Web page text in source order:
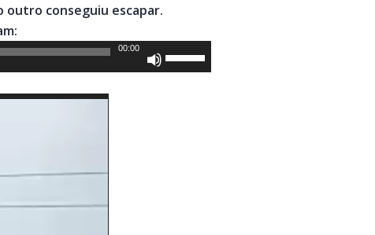
outro conseguiu escapar.
00:00
as